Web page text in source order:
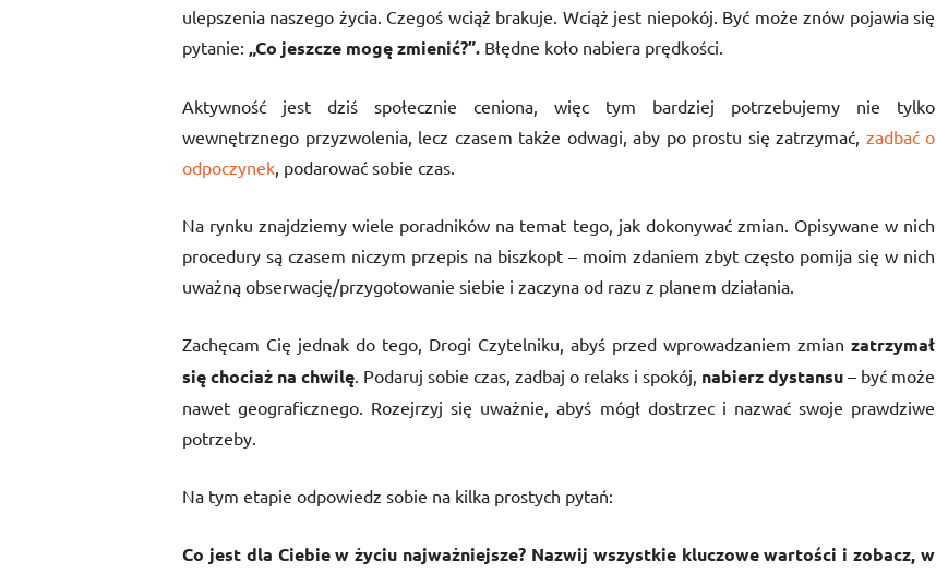
ulepszenia naszego życia. Czegoś wciąż brakuje. Wciąż jest niepokój. Być może znów pojawia się
pytanie: „Co jeszcze mogę zmienić?”. Błędne koło nabiera prędkości.
Aktywność jest dziś społecznie ceniona, więc tym bardziej potrzebujemy nie tylko
wewnętrznego przyzwolenia, lecz czasem także odwagi, aby po prostu się zatrzymać, zadbać o
odpoczynek, podarować sobie czas.
Na rynku znajdziemy wiele poradników na temat tego, jak dokonywać zmian. Opisywane w nich
procedury są czasem niczym przepis na biszkopt – moim zdaniem zbyt często pomija się w nich
uważną obserwację/przygotowanie siebie i zaczyna od razu z planem działania.
Zachęcam Cię jednak do tego, Drogi Czytelniku, abyś przed wprowadzaniem zmian zatrzymał
się chociaż na chwilę. Podaruj sobie czas, zadbaj o relaks i spokój, nabierz dystansu – być może
nawet geograficznego. Rozejrzyj się uważnie, abyś mógł dostrzec i nazwać swoje prawdziwe
potrzeby.
Na tym etapie odpowiedz sobie na kilka prostych pytań:
Co jest dla Ciebie w życiu najważniejsze? Nazwij wszystkie kluczowe wartości i zobacz, w